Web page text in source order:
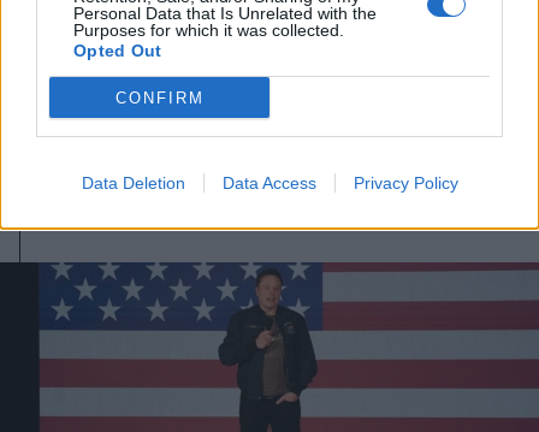
Personal Data that Is Unrelated with the
Purposes for which it was collected.
Opted Out
CONFIRM
Data Deletion Data Access Privacy Policy
2025. március 13., csütörtök
Majdnem teljesen kétkezi munkával
újítottak fel önkéntesek egy
erdélyi kisvasútszakaszt